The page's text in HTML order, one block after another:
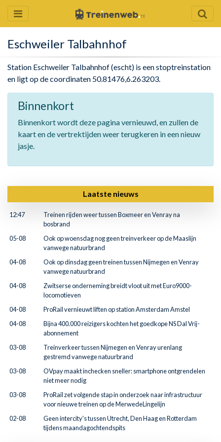
Eschweiler Talbahnhof
Station Eschweiler Talbahnhof (escht) is een stoptreinstation
en ligt op de coordinaten 50.81476,6.263203.
Binnenkort
Binnenkort wordt deze pagina vernieuwd, en zullen de
kaart en de vertrektijden weer terugkeren in een nieuw
jasje.
Laatste nieuws
12:47
Treinen rijden weer tussen Boxmeer en Venray na
bosbrand
05-08
Ook op woensdag nog geen treinverkeer op de Maaslijn
vanwege natuurbrand
04-08
Ook op dinsdag geen treinen tussen Nijmegen en Venray
vanwege natuurbrand
04-08
Zwitserse onderneming breidt vloot uit met Euro9000-
locomotieven
04-08
ProRail vernieuwt liften op station Amsterdam Amstel
04-08
Bijna 400.000 reizigers kochten het goedkope NS Dal Vrij-
abonnement
03-08
Treinverkeer tussen Nijmegen en Venray urenlang
gestremd vanwege natuurbrand
03-08
OVpay maakt inchecken sneller: smartphone ontgrendelen
niet meer nodig
03-08
ProRail zet volgende stap in onderzoek naar infrastructuur
voor nieuwe treinen op de MerwedeLingelijn
02-08
Geen intercity's tussen Utrecht, Den Haag en Rotterdam
tijdens maandagochtendspits